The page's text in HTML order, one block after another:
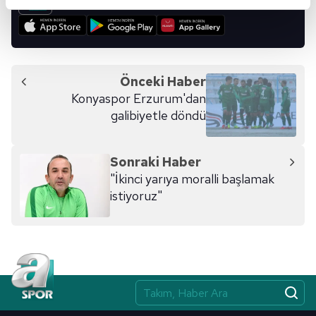
kalemimiz olduğunu sizlere hatırlatmak isteriz.
takdirde, kullanıcılara hedefli reklamlar
gösterilmeyecektir."
Sizlere daha iyi bir hizmet sunabilmek için İnternet
Sitemizde kendimize ve üçüncü kişilere ait çerezler
kullanılmaktadır. Bu çerezler vasıtasıyla çeşitli kişisel
verileriniz işlenmekte olup gerekli olan çerezler bilgi
toplumu hizmetlerinin sunulması amacıyla
kullanılmaktadır. Diğer çerezler, sitemizin daha işlevsel
sınırlı olarak açık rızanız dahilinde kullanılacaktır.
Çerezlere ilişkin tercihlerinizi aşağıda yer alan panel
vasıtasıyla belirleyebilirsiniz. Çerezlere ilişkin detaylı bilgi
Önceki Haber
Konyaspor Erzurum'dan
galibiyetle döndü
Sonraki Haber
"İkinci yarıya moralli başlamak
istiyoruz"